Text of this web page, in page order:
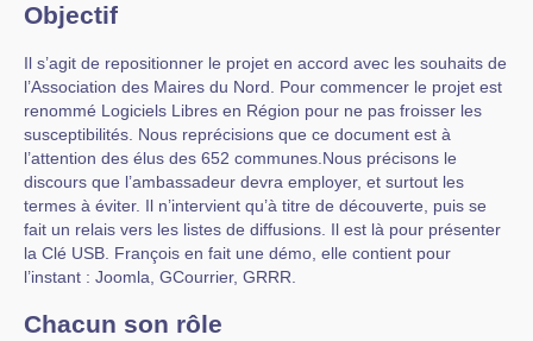
Objectif
Il s’agit de repositionner le projet en accord avec les souhaits de
l’Association des Maires du Nord. Pour commencer le projet est
renommé Logiciels Libres en Région pour ne pas froisser les
susceptibilités. Nous reprécisions que ce document est à
l’attention des élus des 652 communes.Nous précisons le
discours que l’ambassadeur devra employer, et surtout les
termes à éviter. Il n’intervient qu’à titre de découverte, puis se
fait un relais vers les listes de diffusions. Il est là pour présenter
la Clé USB. François en fait une démo, elle contient pour
l’instant : Joomla, GCourrier, GRRR.
Chacun son rôle